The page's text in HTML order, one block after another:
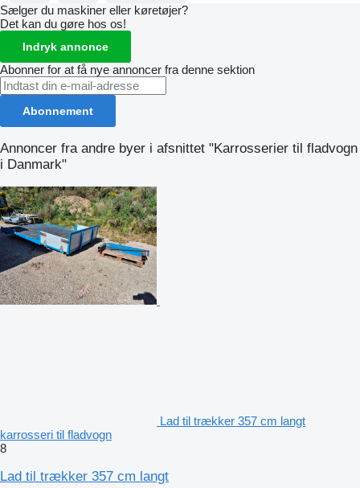
Sælger du maskiner eller køretøjer?
Det kan du gøre hos os!
Indryk annonce
Abonner for at få nye annoncer fra denne sektion
Abonnement
Annoncer fra andre byer i afsnittet "Karrosserier til fladvogn
i Danmark"
Lad til trækker 357 cm langt
karrosseri til fladvogn
8
Lad til trækker 357 cm langt